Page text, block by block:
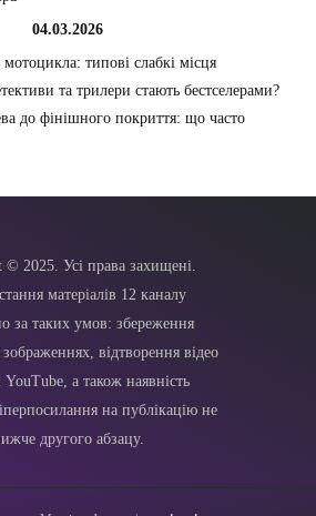
04.03.2026
типові слабкі місця
та трилери стають бестселерами?
до фінішного покриття: що часто
2025. Усі права захищені.
матеріалів 12 каналу
за таких умов: збереження
відтворення відео
YouTube, а також наявність
на публікацію не
другого абзацу.